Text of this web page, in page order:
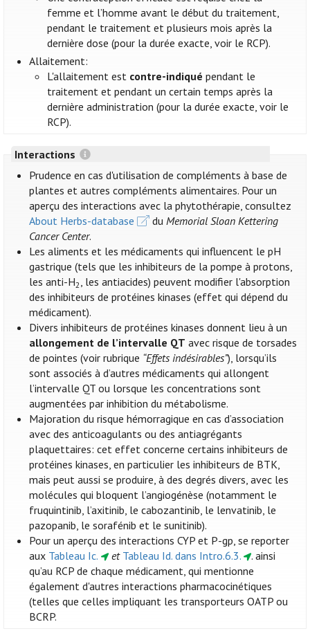
femme et l’homme avant le début du traitement,
pendant le traitement et plusieurs mois après la
dernière dose (pour la durée exacte, voir le RCP).
Allaitement:
L'allaitement est contre-indiqué pendant le
traitement et pendant un certain temps après la
dernière administration (pour la durée exacte, voir le
RCP).
Interactions
Prudence en cas d'utilisation de compléments à base de
plantes et autres compléments alimentaires. Pour un
aperçu des interactions avec la phytothérapie, consultez
About Herbs-database
duMemorial Sloan Kettering
Cancer Center.
Les aliments et les médicaments qui influencent le pH
gastrique (tels que les inhibiteurs de la pompe à protons,
les anti-H2, les antiacides) peuvent modifier l'absorption
des inhibiteurs de protéines kinases (effet qui dépend du
médicament).
Divers inhibiteurs de protéines kinases donnent lieu à un
allongement de l’intervalle QT avec risque de torsades
de pointes (voir rubrique “Effets indésirables”), lorsqu’ils
sont associés à d’autres médicaments qui allongent
l’intervalle QT ou lorsque les concentrations sont
augmentées par inhibition du métabolisme.
Majoration du risque hémorragique en cas d’association
avec des anticoagulants ou des antiagrégants
plaquettaires: cet effet concerne certains inhibiteurs de
protéines kinases, en particulier les inhibiteurs de BTK,
mais peut aussi se produire, à des degrés divers, avec les
molécules qui bloquent l’angiogénèse (notamment le
fruquintinib, l’axitinib, le cabozantinib, le lenvatinib, le
pazopanib, le sorafénib et le sunitinib).
Pour un aperçu des interactions CYP et P-gp, se reporter
aux Tableau Ic. et Tableau Id. dans Intro.6.3.
. ainsi
qu’au RCP de chaque médicament, qui mentionne
également d'autres interactions pharmacocinétiques
(telles que celles impliquant les transporteurs OATP ou
BCRP.